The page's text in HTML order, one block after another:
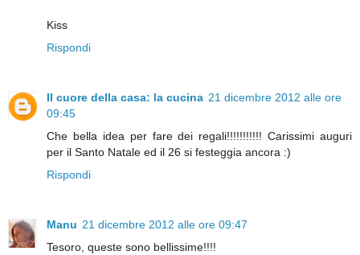
Kiss
Rispondi
Il cuore della casa: la cucina 21 dicembre 2012 alle ore
09:45
Che bella idea per fare dei regali!!!!!!!!!!! Carissimi auguri
per il Santo Natale ed il 26 si festeggia ancora :)
Rispondi
Manu 21 dicembre 2012 alle ore 09:47
Tesoro, queste sono bellissime!!!!